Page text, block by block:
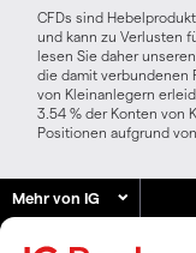
CFDs sind
und kann zu Verlusten
lesen Sie daher
die damit verbundenen
von Kleinanlegern
3.54 % der Konten von
Positionen aufgrund
Mehr von IG